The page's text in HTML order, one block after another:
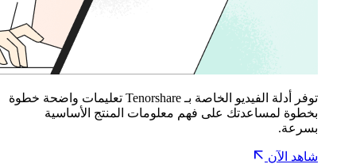
توفر أدلة الفيديو الخاصة بـ Tenorshare تعليمات واضحة خطوة
بخطوة لمساعدتك على فهم معلومات المنتج الأساسية
بسرعة.
شاهد الآن